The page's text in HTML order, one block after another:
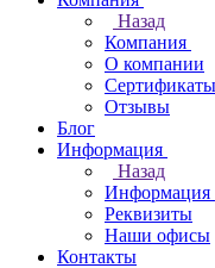
Назад
Компания
О компании
Сертификаты
Отзывы
Блог
Информация
Назад
Информация
Реквизиты
Наши офисы
Контакты